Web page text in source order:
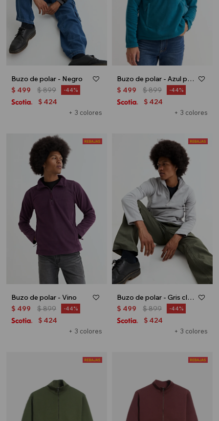
Buzo de polar - Negro
+ 3 colores
$ 499 $899 44
$ 424
Buzo de polar - Azul piedra
+ 3 colores
$ 499 $899 44
$ 424
Buzo de polar - Vino
+ 3 colores
$ 499 $899 44
$ 424
Buzo de polar - Gris claro
+ 3 colores
$ 499 $899 44
$ 424